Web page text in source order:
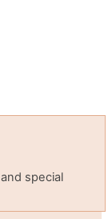
special